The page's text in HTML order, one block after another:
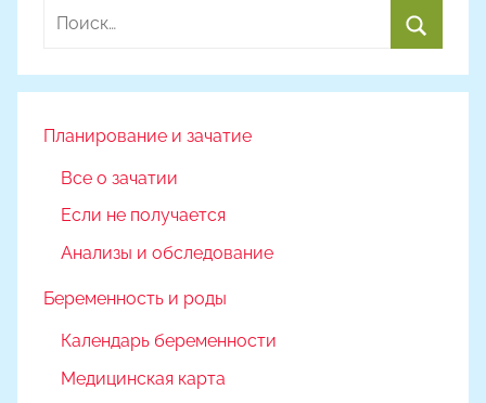
Найти:
Планирование и зачатие
Все о зачатии
Если не получается
Анализы и обследование
Беременность и роды
Календарь беременности
Медицинская карта